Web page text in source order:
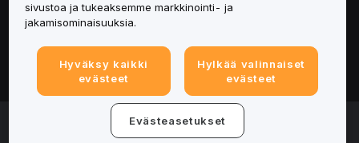
Tuotteet
Lakiasiat
© 2025-2026 Bybit.eu. Kaikki oikeudet pidätetään.
sivustoa ja tukeaksemme markkinointi- ja
jakamisominaisuuksia.
Hyväksy kaikki
evästeet
Hylkää valinnaiset
evästeet
Evästeasetukset